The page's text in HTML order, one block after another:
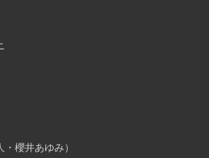
櫻井あゆみ）